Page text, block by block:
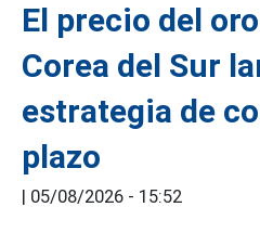
El precio del
Corea del Sur
estrategia de
plazo
| 05/08/2026 - 15:52